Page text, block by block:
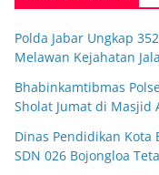
Polda Jabar Ungkap
Melawan Kejahatan
Bhabinkamtibmas
Sholat Jumat di Masjid
Dinas Pendidikan Kota
SDN 026 Bojongloa